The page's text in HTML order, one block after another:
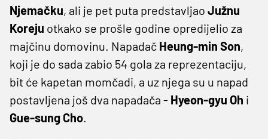
Njemačku, ali je pet puta predstavljao Južnu
Koreju otkako se prošle godine opredijelio za
majčinu domovinu. Napadač Heung-min Son,
koji je do sada zabio 54 gola za reprezentaciju,
bit će kapetan momčadi, a uz njega su u napad
postavljena još dva napadača - Hyeon-gyu Oh i
Gue-sung Cho.